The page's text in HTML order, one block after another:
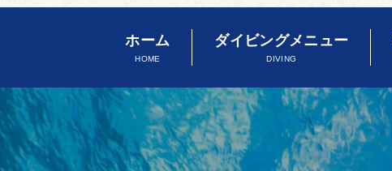
ホーム
HOME
ダイビングメニュー
DIVING